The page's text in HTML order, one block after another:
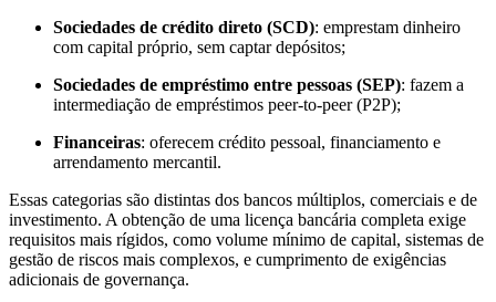
Sociedades de crédito direto (SCD): emprestam dinheiro
com capital próprio, sem captar depósitos;
Sociedades de empréstimo entre pessoas (SEP): fazem a
intermediação de empréstimos peer-to-peer (P2P);
Financeiras: oferecem crédito pessoal, financiamento e
arrendamento mercantil.
Essas categorias são distintas dos bancos múltiplos, comerciais e de
investimento. A obtenção de uma licença bancária completa exige
requisitos mais rígidos, como volume mínimo de capital, sistemas de
gestão de riscos mais complexos, e cumprimento de exigências
adicionais de governança.